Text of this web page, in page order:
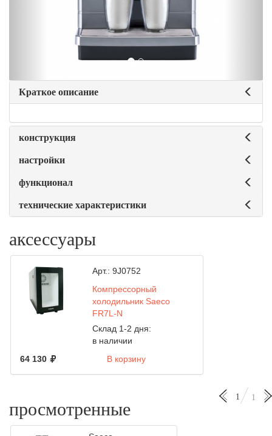
Краткое описание
конструкция
настройки
функционал
технические характеристики
аксессуары
Арт.:9J0752
Компрессорный
холодильник Saeco
FR7L-N
Склад 1-2 дня:
в наличии
64 130
В корзину
просмотренные
1 1